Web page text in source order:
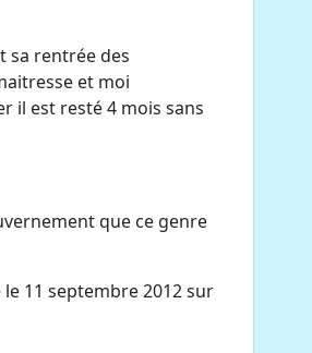
sa rentrée des
et moi
il est resté 4 mois sans
que ce genre
11 septembre 2012 sur